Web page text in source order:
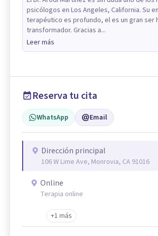
psicólogos en Los Angeles, California. Su
terapéutico es profundo, el es un gran ser
transformador. Gracias a...
Leer más
Reserva tu cita
WhatsApp Email
Dirección principal
106 W Lime Ave, Monrovia, CA 91016
Online
Terapia online
+1 más